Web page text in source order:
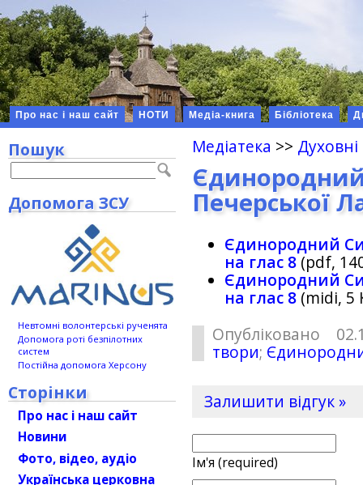
Про нас і наш сайт НОТИ Медіа-книга Бібліотека
Медіатека >>
Печерської
Єдинородний
на глас 8 (pdf,
Єдинородний
на глас 8 (midi, 5
Опубліковано
твори;
Залишити відгук »
Ім'я (required)
Пошук
Допомога ЗСУ
Невтомні волонтерські рученята
Допомога роті безпілотних
систем
Постійна допомога Херсону
Сторінки
Про нас і наш сайт
Новини
Фото, відео, аудіо
Українська церковна